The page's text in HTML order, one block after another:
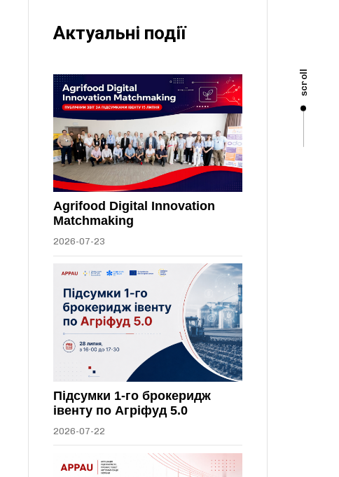
scroll
Актуальні події
Agrifood Digital Innovation
Matchmaking
2026-07-23
Підсумки 1-го брокеридж
івенту по Агріфуд 5.0
2026-07-22